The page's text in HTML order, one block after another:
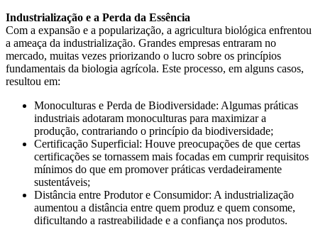
Industrialização e a Perda da Essência
Com a expansão e a popularização, a agricultura biológica enfrentou
a ameaça da industrialização. Grandes empresas entraram no
mercado, muitas vezes priorizando o lucro sobre os princípios
fundamentais da biologia agrícola. Este processo, em alguns casos,
resultou em:
Monoculturas e Perda de Biodiversidade: Algumas práticas
industriais adotaram monoculturas para maximizar a
produção, contrariando o princípio da biodiversidade;
Certificação Superficial: Houve preocupações de que certas
certificações se tornassem mais focadas em cumprir requisitos
mínimos do que em promover práticas verdadeiramente
sustentáveis;
Distância entre Produtor e Consumidor: A industrialização
aumentou a distância entre quem produz e quem consome,
dificultando a rastreabilidade e a confiança nos produtos.